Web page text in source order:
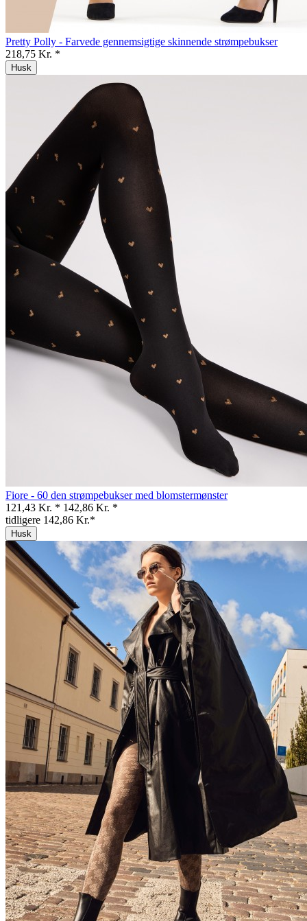
Pretty Polly - Farvede gennemsigtige skinnende strømpebukser
218,75 Kr. *
Husk
Fiore - 60 den strømpebukser med blomstermønster
121,43 Kr. * 142,86 Kr. *
tidligere 142,86 Kr.*
Husk